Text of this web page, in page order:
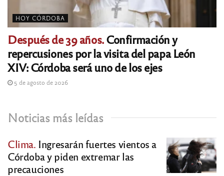
HOY CÓRDOBA
Después de 39 años.Confirmación y
repercusiones por la visita del papa León
XIV: Córdoba será uno de los ejes
5 de agosto de 2026
Noticias más leídas
Clima. Ingresarán fuertes vientos a
Córdoba y piden extremar las
precauciones